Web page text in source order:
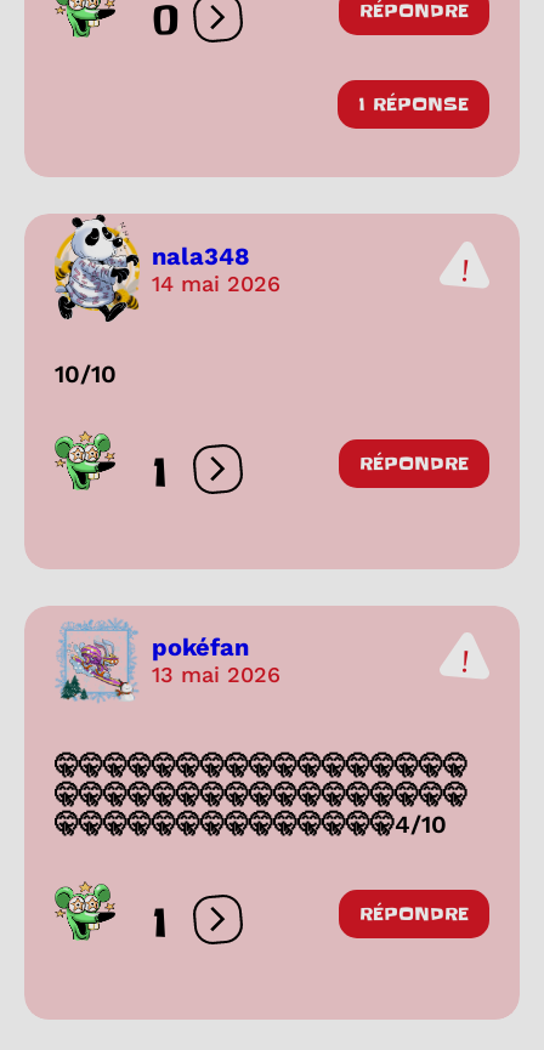
0 Ouvrir les réactions
RÉPONDRE
1 RÉPONSE
nala348
14 mai 2026
10/10
1 Ouvrir les réactions
RÉPONDRE
pokéfan
13 mai 2026
🤫🤫🤫🤫🤫🤫🤫🤫🤫🤫🤫🤫🤫🤫🤫🤫🤫
🤫🤫🤫🤫🤫🤫🤫🤫🤫🤫🤫🤫🤫🤫🤫🤫🤫
🤫🤫🤫🤫🤫🤫🤫🤫🤫🤫🤫🤫🤫🤫4/10
1 Ouvrir les réactions
RÉPONDRE